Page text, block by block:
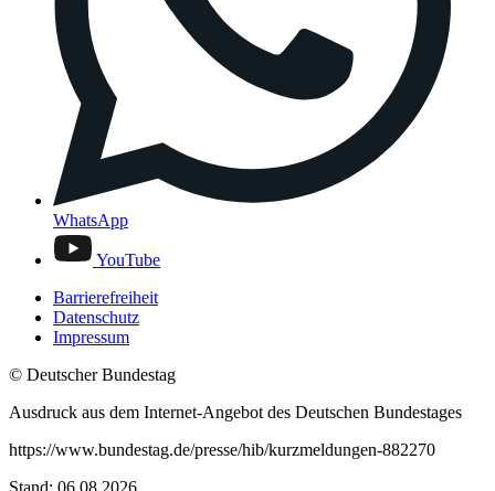
WhatsApp
YouTube
Barrierefreiheit
Datenschutz
Impressum
© Deutscher Bundestag
Ausdruck aus dem Internet-Angebot des Deutschen Bundestages
https://www.bundestag.de/presse/hib/kurzmeldungen-882270
Stand: 06.08.2026